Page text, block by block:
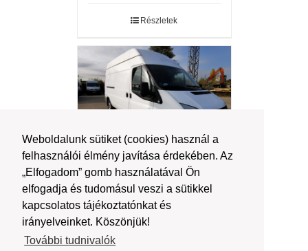
Weboldalunk sütiket (cookies) használ a
felhasználói élmény javítása érdekében. Az
„Elfogadom” gomb használatával Ön
elfogadja és tudomásul veszi a sütikkel
kapcsolatos tájékoztatónkat és
irányelveinket. Köszönjük!
További tudnivalók
Részletek
Ford Transit